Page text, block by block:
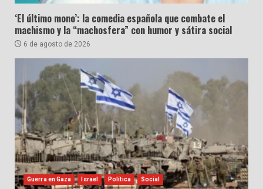
‘El último mono’: la comedia española que combate el
machismo y la “machosfera” con humor y sátira social
6 de agosto de 2026
Guerra en Gaza Israel Política Social